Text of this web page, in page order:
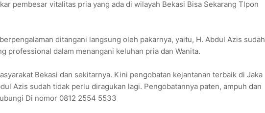
pembesar vitalitas pria yang ada di wilayah Bekasi Bisa Sekarang Tlpon
ditangani langsung oleh pakarnya, yaitu, H. Abdul Azis sudah
professional dalam menangani keluhan pria dan Wanita.
Bekasi dan sekitarnya. Kini pengobatan kejantanan terbaik di Jaka
Azis sudah tidak perlu diragukan lagi. Pengobatannya paten, ampuh dan
Di nomor 0812 2554 5533